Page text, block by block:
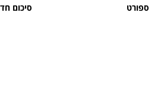
ספורט
סיכום